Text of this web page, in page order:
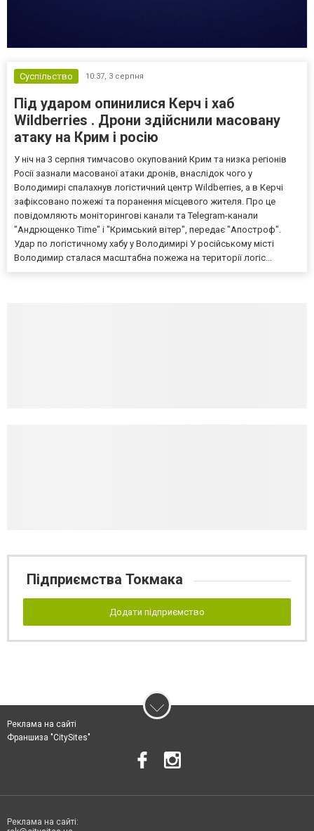
Суспільство 10:37, 3 серпня
Під ударом опинилися Керч і хаб
Wildberries . Дрони здійснили масовану
атаку на Крим і росію
У ніч на 3 серпня тимчасово окупований Крим та низка регіонів
Росії зазнали масованої атаки дронів, внаслідок чого у
Володимирі спалахнув логістичний центр Wildberries, а в Керчі
зафіксовано пожежі та поранення місцевого жителя. Про це
повідомляють моніторингові канали та Telegram-канали
"Андрющенко Time" і "Кримський вітер", передає "Апостроф".
Удар по логістичному хабу у Володимирі У російському місті
Володимир сталася масштабна пожежа на території логіс...
Підприємства Токмака
Додати підприємство
Реклама на сайті
Франшиза "CitySites"
Реклама на сайті: